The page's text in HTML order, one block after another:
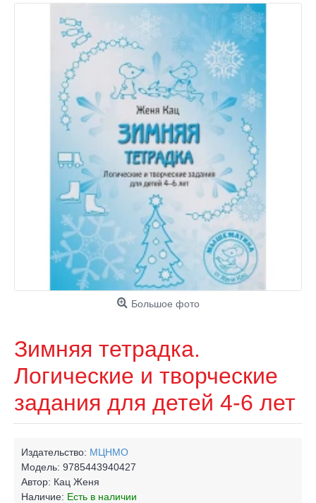
Большое фото
Зимняя тетрадка.
Логические и творческие
задания для детей 4-6 лет
Издательство: МЦНМО
Модель: 9785443940427
Автор: Кац Женя
Наличие: Есть в наличии